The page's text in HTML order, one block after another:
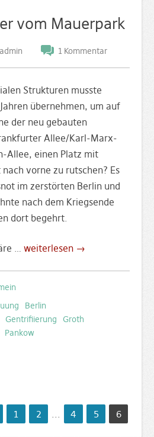
vom Mauerpark
admin 1 Kommentar
Strukturen musste
übernehmen, um auf
der neu gebauten
Allee/Karl-Marx-
Allee, einen Platz mit
vorne zu rutschen? Es
im zerstörten Berlin und
nach dem Kriegsende
dort begehrt.
… weiterlesen →
Berlin
Gentrifiierung
Groth
Pankow
1 2 4 5 6